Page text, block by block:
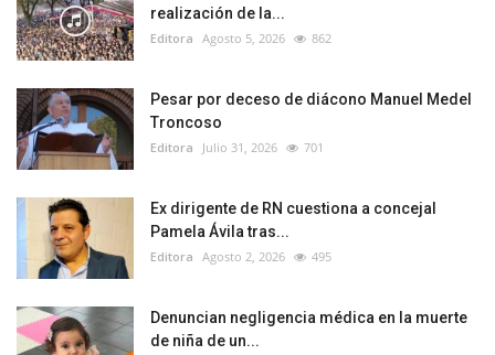
realización de la...
Editora Agosto 5, 2026 862
Pesar por deceso de diácono Manuel Medel
Troncoso
Editora Julio 31, 2026 701
Ex dirigente de RN cuestiona a concejal
Pamela Ávila tras...
Editora Agosto 2, 2026 495
Denuncian negligencia médica en la muerte
de niña de un...